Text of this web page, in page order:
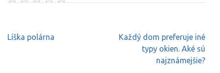
Navigace
Líška polárna
Každý dom preferuje iné
typy okien. Aké sú
najznámejšie?